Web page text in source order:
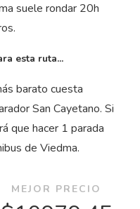
suele rondar 20h
esta ruta...
barato cuesta
San Cayetano. Si
que hacer 1 parada
de Viedma.
MEJOR PRECIO